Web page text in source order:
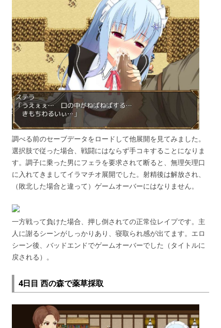
調べる前のセーブデータをロードして他展開を見てみました。
選択肢で従った場合、戦闘にはならず手コキすることになりま
す。調子に乗った男にフェラを要求されて断ると、無理矢理口
に入れてきましてイラマチオ展開でした。射精後は解放され、
（敗北した場合と違って）ゲームオーバーにはなりません。
一方戦って負けた場合、押し倒されての正常位レイプです。主
人に謝るシーンがしっかりあり、寝取られ感が出てます。エロ
シーン後、バッドエンドでゲームオーバーでした（タイトルに
戻される）。
4日目 西の森で薬草採取